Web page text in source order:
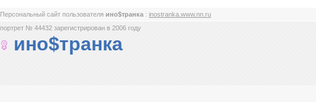
Персональный сайт пользователя ино$транка : inostranka.www.nn.ru
портрет № 44432 зарегистрирован в 2006 году
ино$транка